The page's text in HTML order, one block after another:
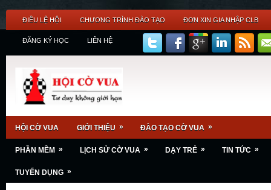
ĐIỀU LỆ HỘI CHƯƠNG TRÌNH ĐÀO TẠO ĐƠN XIN GIA NHẬP CLB
ĐĂNG KÝ HỌC LIÊN HỆ
HỘI CỜ VUA GIỚI THIỆU » ĐÀO TẠO CỜ VUA »
PHẦN MỀM » LỊCH SỬ CỜ VUA » DẠY TRẺ » TIN TỨC »
TUYỂN DỤNG »